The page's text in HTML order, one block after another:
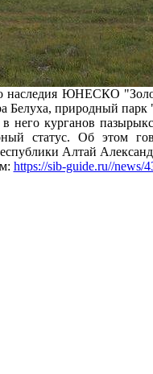
наследия ЮНЕСКО
Белуха, природный
него курганов
статус. Об этом
Алтай
https://sib-guide.ru//news/